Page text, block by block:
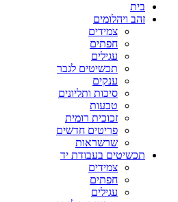
בית
זהב ויהלומים
צמידים
חפתים
עגילים
תכשיטים לגבר
ענקים
סיכות ותליונים
טבעות
זכוכית רומית
פריטים חדשים
שרשראות
תכשיטים בעבודת יד
צמידים
חפתים
עגילים